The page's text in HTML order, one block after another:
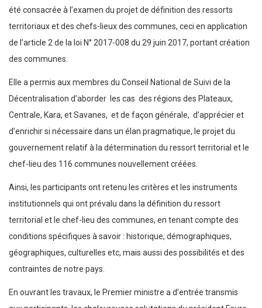
été consacrée à l’examen du projet de définition des ressorts
territoriaux et des chefs-lieux des communes, ceci en application
de l’article 2 de la loi N° 2017-008 du 29 juin 2017, portant création
des communes.
Elle a permis aux membres du Conseil National de Suivi de la
Décentralisation d’aborder les cas des régions des Plateaux,
Centrale, Kara, et Savanes, et de façon générale, d’apprécier et
d’enrichir si nécessaire dans un élan pragmatique, le projet du
gouvernement relatif à la détermination du ressort territorial et le
chef-lieu des 116 communes nouvellement créées.
Ainsi, les participants ont retenu les critères et les instruments
institutionnels qui ont prévalu dans la définition du ressort
territorial et le chef-lieu des communes, en tenant compte des
conditions spécifiques à savoir : historique, démographiques,
géographiques, culturelles etc, mais aussi des possibilités et des
contraintes de notre pays.
En ouvrant les travaux, le Premier ministre a d’entrée transmis